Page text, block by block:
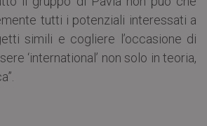
tutti i potenziali interessati a
simili e cogliere l’occasione di
‘international’ non solo in teoria,